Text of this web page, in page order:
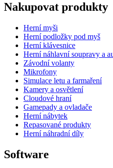
Nakupovat produkty
Herní myši
Herní podložky pod myš
Herní klávesnice
Herní náhlavní soupravy a
Závodní volanty
Mikrofony
Simulace letu a farmaření
Kamery a osvětlení
Cloudové hraní
Gamepady a ovladače
Herní nábytek
Repasované produkty
Herní náhradní díly
Software